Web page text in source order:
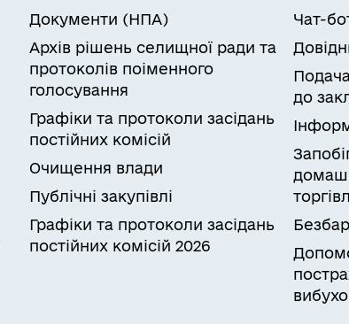
Документи (НПА)
Архів рішень селищної ради та
протоколів поіменного
голосування
Графіки та протоколи засідань
постійних комісій
Очищення влади
Публічні закупівлі
Графіки та протоколи засідань
постійних комісій 2026
Чат-
до